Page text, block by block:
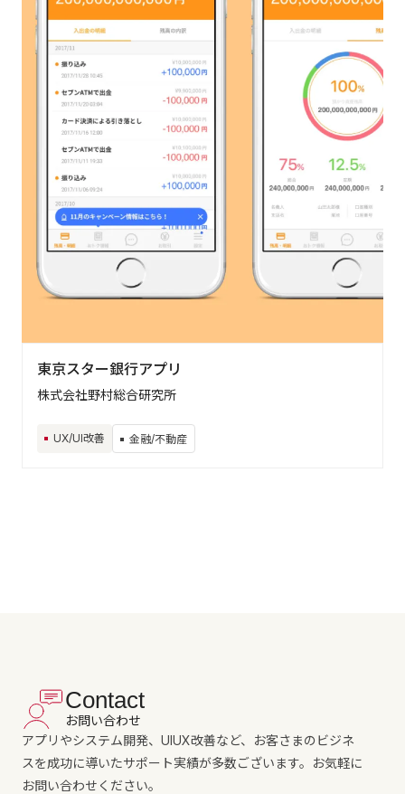
東京スター銀行アプリ
株式会社野村総合研究所
UX/UI改善 金融/不動産
Contact
お問い合わせ
アプリやシステム開発、UIUX改善など、お客さまのビジネ
スを成功に導いたサポート実績が多数ございます。お気軽に
お問い合わせください。